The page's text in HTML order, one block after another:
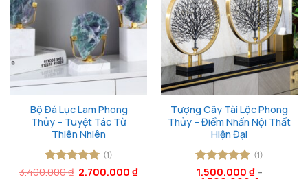
Bộ Đá Lục Lam Phong
Thủy – Tuyệt Tác Từ
Thiên Nhiên
Được xếp
(1)
3.400.000₫ Giá
2.700.000₫Giá
Tượng Cây Tài Lộc Phong
Thủy – Điểm Nhấn Nội Thất
Hiện Đại
Được xếp
(1)
1.500.000 ₫–